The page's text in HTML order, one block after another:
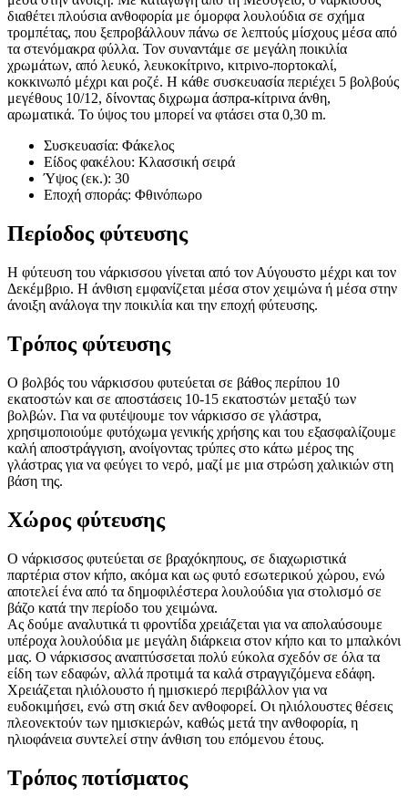
διαθέτει πλούσια ανθοφορία με όμορφα λουλούδια σε σχήμα
τρομπέτας, που ξεπροβάλλουν πάνω σε λεπτούς μίσχους μέσα από
τα στενόμακρα φύλλα. Τον συναντάμε σε μεγάλη ποικιλία
χρωμάτων, από λευκό, λευκοκίτρινο, κιτρινο-πορτοκαλί,
κοκκινωπό μέχρι και ροζέ. Η κάθε συσκευασία περιέχει 5 βολβούς
μεγέθους 10/12, δίνοντας διχρωμα άσπρα-κίτρινα άνθη,
αρωματικά. Το ύψος του μπορεί να φτάσει στα 0,30 m.
Συσκευασία: Φάκελος
Είδος φακέλου: Κλασσική σειρά
Ύψος (εκ.): 30
Εποχή σποράς: Φθινόπωρο
Περίοδος φύτευσης
Η φύτευση του νάρκισσου γίνεται από τον Αύγουστο μέχρι και τον
Δεκέμβριο. Η άνθιση εμφανίζεται μέσα στον χειμώνα ή μέσα στην
άνοιξη ανάλογα την ποικιλία και την εποχή φύτευσης.
Τρόπος φύτευσης
Ο βολβός του νάρκισσου φυτεύεται σε βάθος περίπου 10
εκατοστών και σε αποστάσεις 10-15 εκατοστών μεταξύ των
βολβών. Για να φυτέψουμε τον νάρκισσο σε γλάστρα,
χρησιμοποιούμε φυτόχωμα γενικής χρήσης και του εξασφαλίζουμε
καλή αποστράγγιση, ανοίγοντας τρύπες στο κάτω μέρος της
γλάστρας για να φεύγει το νερό, μαζί με μια στρώση χαλικιών στη
βάση της.
Χώρος φύτευσης
Ο νάρκισσος φυτεύεται σε βραχόκηπους, σε διαχωριστικά
παρτέρια στον κήπο, ακόμα και ως φυτό εσωτερικού χώρου, ενώ
αποτελεί ένα από τα δημοφιλέστερα λουλούδια για στολισμό σε
βάζο κατά την περίοδο του χειμώνα.
Ας δούμε αναλυτικά τι φροντίδα χρειάζεται για να απολαύσουμε
υπέροχα λουλούδια με μεγάλη διάρκεια στον κήπο και το μπαλκόνι
μας. Ο νάρκισσος αναπτύσσεται πολύ εύκολα σχεδόν σε όλα τα
είδη των εδαφών, αλλά προτιμά τα καλά στραγγιζόμενα εδάφη.
Χρειάζεται ηλιόλουστο ή ημισκιερό περιβάλλον για να
ευδοκιμήσει, ενώ στη σκιά δεν ανθοφορεί. Οι ηλιόλουστες θέσεις
πλεονεκτούν των ημισκιερών, καθώς μετά την ανθοφορία, η
ηλιοφάνεια συντελεί στην άνθιση του επόμενου έτους.
Τρόπος ποτίσματος